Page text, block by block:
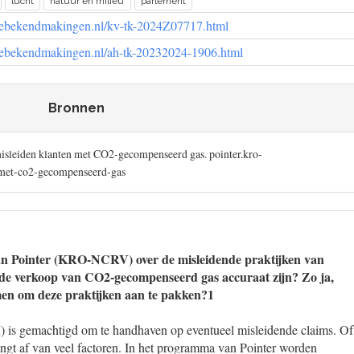
kv-tk-2024Z07717.html
ah-tk-20232024-1906.html
Bronnen
klanten met CO2-gecompenseerd gas. pointer.kro-
co2-gecompenseerd-gas
Pointer (KRO-NCRV) over de misleidende praktijken van
verkoop van CO2-gecompenseerd gas accuraat zijn? Zo ja,
om deze praktijken aan te pakken?1
gemachtigd om te handhaven op eventueel misleidende claims. Of
af van veel factoren. In het programma van Pointer worden